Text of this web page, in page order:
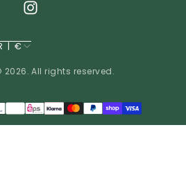
| €
All rights reserved.
Méthodes
de